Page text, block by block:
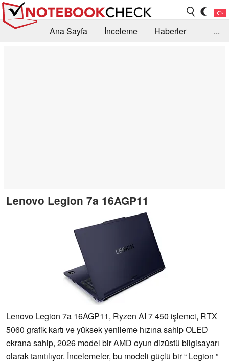
Ana Sayfa İnceleme
Haberler
...
Lenovo Legion 7a 16AGP11
Lenovo Legion 7a 16AGP11, Ryzen AI 7 450 işlemci, RTX
5060 grafik kartı ve yüksek yenileme hızına sahip OLED
ekrana sahip, 2026 model bir AMD oyun dizüstü bilgisayarı
olarak tanıtılıyor. İncelemeler, bu modeli güçlü bir “ Legion ”